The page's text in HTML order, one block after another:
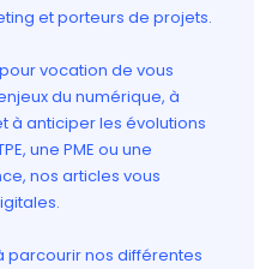
et porteurs de projets.
vocation de vous
du numérique, à
à anticiper les évolutions
une PME ou une
nos articles vous
parcourir nos différentes